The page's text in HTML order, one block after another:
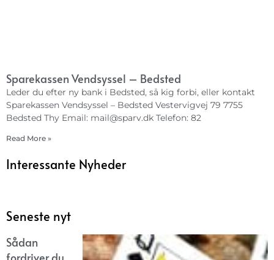
Sparekassen Vendsyssel – Bedsted
Leder du efter ny bank i Bedsted, så kig forbi, eller kontakt
Sparekassen Vendsyssel – Bedsted Vestervigvej 79 7755
Bedsted Thy Email: mail@sparv.dk Telefon: 82
Read More »
Interessante Nyheder
Seneste nyt
Sådan